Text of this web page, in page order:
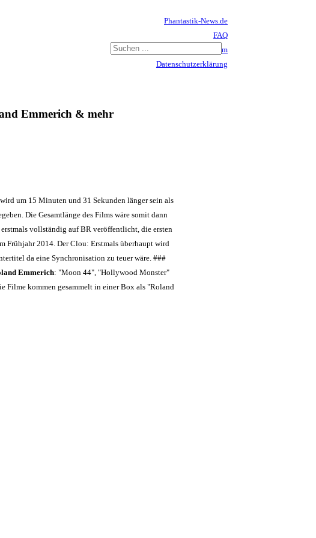
Phantastik-News.de
FAQ
Impressum
Datenschutzerklärung
Emmerich & mehr
wird um 15 Minuten und 31 Sekunden länger sein als
Die Gesamtlänge des Films wäre somit dann
vollständig auf BR veröffentlicht, die ersten
Frühjahr 2014. Der Clou: Erstmals überhaupt wird
da eine Synchronisation zu teuer wäre. ###
Emmerich: "Moon 44", "Hollywood Monster"
Filme kommen gesammelt in einer Box als "Roland